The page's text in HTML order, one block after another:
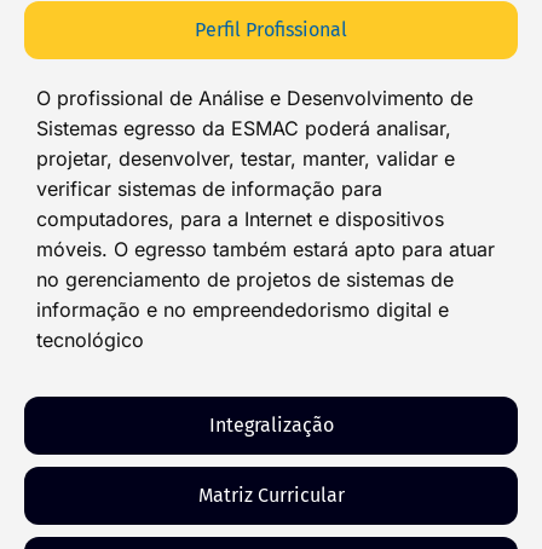
Perfil Profissional
Integralização
Matriz Curricular​
O profissional de Análise e Desenvolvimento de
Sistemas egresso da ESMAC poderá analisar,
projetar, desenvolver, testar, manter, validar e
verificar sistemas de informação para
computadores, para a Internet e dispositivos
móveis. O egresso também estará apto para atuar
no gerenciamento de projetos de sistemas de
informação e no empreendedorismo digital e
tecnológico